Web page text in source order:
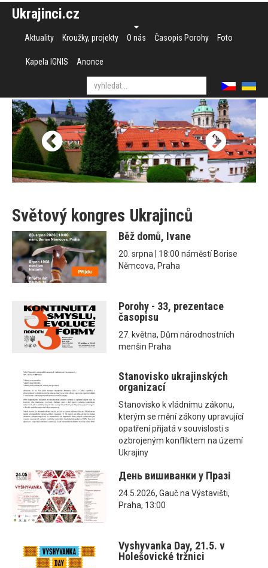
Ukrajinci.cz
Aktuality Kroužky, projekty O nás Časopis Porohy Foto
Kapela IGNIS Anonce
Světový kongres Ukrajinců
Běž domů, Ivane
20. srpna | 18:00 náměstí Borise
Němcova, Praha
Porohy - 33, prezentace
časopisu
27. května, Dům národnostních
menšin Praha
Stanovisko ukrajinských
organizací
Stanovisko k vládnímu zákonu,
kterým se mění zákony upravující
opatření přijatá v souvislosti s
ozbrojeným konfliktem na území
Ukrajiny
День вишиванки у Празі
24.5.2026, Gauč na Výstavišti,
Praha, 13:00
Vyshyvanka Day, 21.5. v
Holešovické tržnici